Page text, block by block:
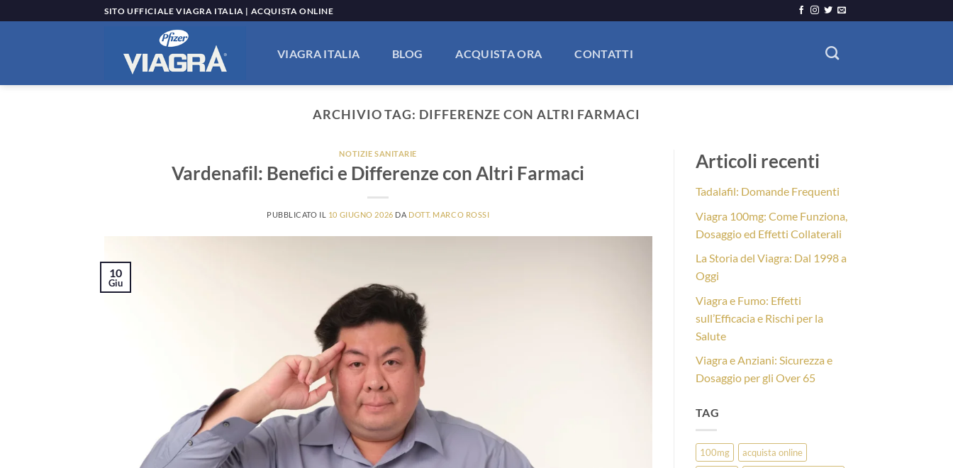
ai
SITO UFFICIALE VIAGRA ITALIA | ACQUISTA ONLINE
VIAGRA ITALIA BLOG ACQUISTA ORA CONTATTI
ARCHIVIO TAG: DIFFERENZE CON ALTRI FARMACI
NOTIZIE SANITARIE
Vardenafil: Benefici e Differenze con Altri Farmaci
PUBBLICATO IL 10 GIUGNO 2026 DA DOTT. MARCO ROSSI
10
Giu
Articoli recenti
Tadalafil: Domande Frequenti
Viagra 100mg: Come Funziona,
Dosaggio ed Effetti Collaterali
La Storia del Viagra: Dal 1998 a
Oggi
Viagra e Fumo: Effetti
sull’Efficacia e Rischi per la
Salute
Viagra e Anziani: Sicurezza e
Dosaggio per gli Over 65
TAG
100mg
acquista online